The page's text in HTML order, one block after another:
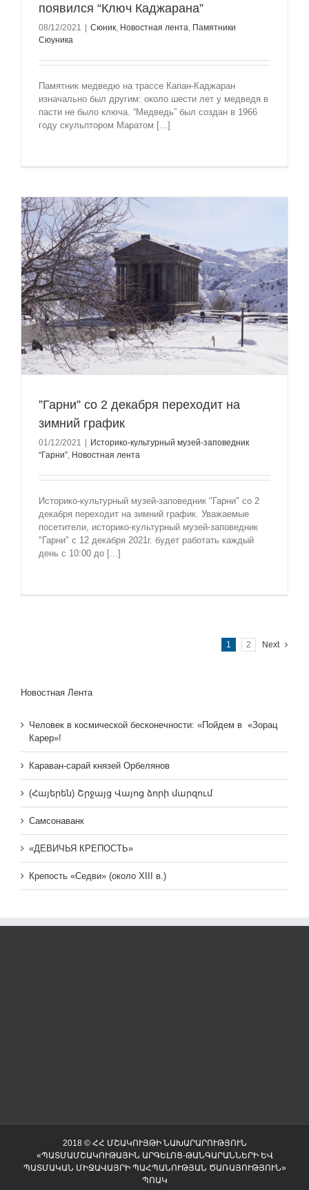
появился “Ключ Каджарана”
08/12/2021 Сюник, Новостная лента, Памятники
Сюуника
Памятник медведю на трассе Капан-Каджаран
изначально был другим: около шести лет у медведя в
пасти не было ключа. “Медведь” был создан в 1966
году скульптором Маратом [...]
”Гарни” со 2 декабря переходит на
зимний график
01/12/2021
Историко-культурный музей-заповедник
“Гарни”, Новостная лента
Историко-культурный музей-заповедник "Гарни" со 2
декабря переходит на зимний график. Уважаемые
посетители, историко-культурный музей-заповедник
"Гарни" с 12 декабря 2021г. будет работать каждый
день с 10:00 до [...]
1 2 Next
Новостная Лента
Человек в космической бесконечности: «Пойдем в «Зорац
Карер»!
Караван-сарай князей Орбелянов
(Հայերեն) Շրջայց Վայոց ձորի մարզում
Самсонаванк
«ДЕВИЧЬЯ КРЕПОСТЬ»
Крепость «Седви» (около XIII в.)
2018 © ՀՀ ՄՇԱԿՈՒՅԹԻ ՆԱԽԱՐԱՐՈՒԹՅՈՒՆ
«ՊԱՏՄԱՄՇԱԿՈՒԹԱՅԻՆ ԱՐԳԵԼՈՑ-ԹԱՆԳԱՐԱՆՆԵՐԻ ԵՎ
ՊԱՏՄԱԿԱՆ ՄԻՋԱՎԱՅՐԻ ՊԱՀՊԱՆՈՒԹՅԱՆ ԾԱՌԱՅՈՒԹՅՈՒՆ»
ՊՈԱԿ